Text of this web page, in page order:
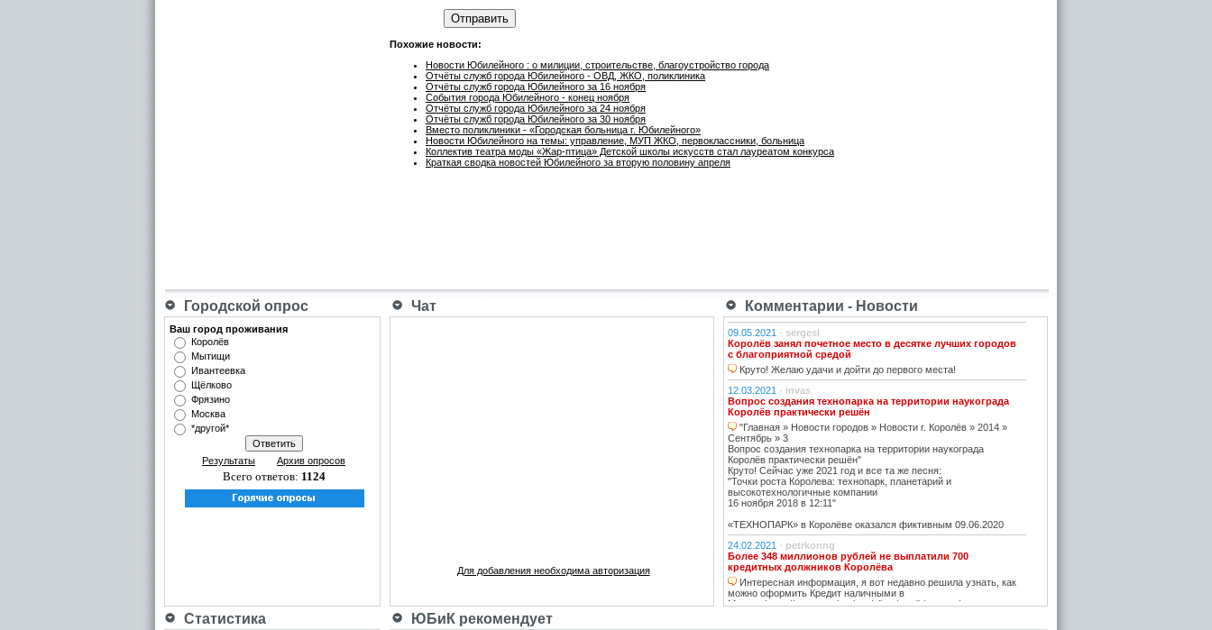
Отправить
Похожие новости:
Новости Юбилейного : о милиции, строительстве, благоустройство города
Отчёты служб города Юбилейного - ОВД, ЖКО, поликлиника
Отчёты служб города Юбилейного за 16 ноября
События города Юбилейного - конец ноября
Отчёты служб города Юбилейного за 24 ноября
Отчёты служб города Юбилейного за 30 ноября
Вместо поликлиники - «Городская больница г. Юбилейного»
Новости Юбилейного на темы: управление, МУП ЖКО, первоклассники, больница
Коллектив театра моды «Жар-птица» Детской школы искусств стал лауреатом конкурса
Краткая сводка новостей Юбилейного за вторую половину апреля
Городской опрос Чат Комментарии - Новости
Ваш город проживания
Королёв
Мытищи
Ивантеевка
Щёлково
Фрязино
Москва
*другой*
Результаты Архив опросов
Всего ответов: 1124
Для добавления необходима авторизация
09.05.2021 - sergesl
Королёв занял почетное место в десятке лучших городов
с благоприятной средой
Круто! Желаю удачи и дойти до первого места!
12.03.2021 - invas
Вопрос создания технопарка на территории наукограда
Королёв практически решён
"Главная » Новости городов » Новости г. Королёв » 2014 »
Сентябрь » 3
Вопрос создания технопарка на территории наукограда
Королёв практически решён"
Круто! Сейчас уже 2021 год и все та же песня:
"Точки роста Королева: технопарк, планетарий и
высокотехнологичные компании
16 ноября 2018 в 12:11"
«ТЕХНОПАРК» в Королёве оказался фиктивным 09.06.2020
24.02.2021 - petrkonng
Более 348 миллионов рублей не выплатили 700
кредитных должников Королёва
Интересная информация, я вот недавно решила узнать, как
можно оформить Кредит наличными в
Москве https://www.vostbank.ru/client/credit/ тут информацию в
Статистика ЮБиК рекомендует